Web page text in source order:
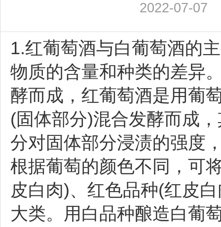
2022-07-07
1.红葡萄酒与白葡萄酒的
物质的含量和种类的差异
酵而成，红葡萄酒是用葡
(固体部分)混合发酵而成
分对固体部分浸渍的强度
根据葡萄的颜色不同，可
皮白肉)、红色品种(红皮
大类。用白品种酿造白葡